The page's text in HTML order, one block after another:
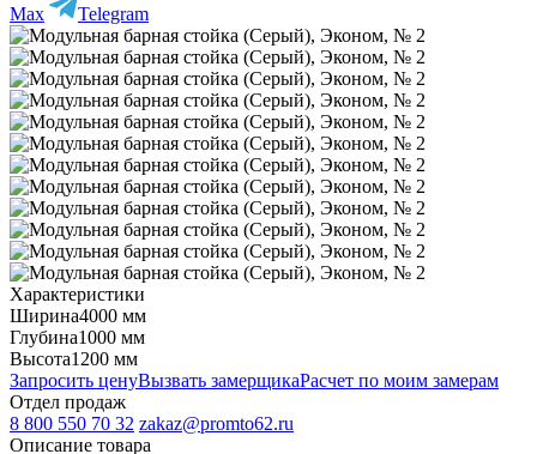
Max Telegram
Характеристики
Ширина4000 мм
Глубина1000 мм
Высота1200 мм
Запросить ценуВызвать замерщикаРасчет по моим замерам
Отдел продаж
8 800 550 70 32 zakaz@promto62.ru
Описание товара